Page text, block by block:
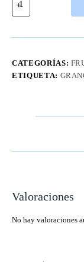
con
Chia
Eco
grs
cantidad
CATEGORÍAS:
ETIQUETA:
Valoraciones
No hay valoraciones